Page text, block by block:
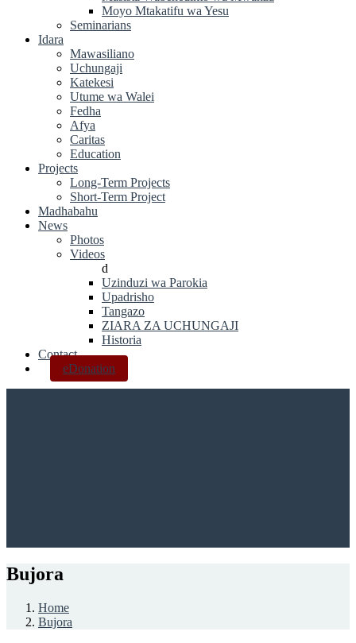
Moyo Mtakatifu wa Yesu
Seminarians
Idara
Mawasiliano
Uchungaji
Katekesi
Utume wa Walei
Fedha
Afya
Caritas
Education
Projects
Long-Term Projects
Short-Term Project
Madhabahu
News
Photos
Videos
d
Uzinduzi wa Parokia
Upadrisho
Tangazo
ZIARA ZA UCHUNGAJI
Historia
Contact
eDonation
Bujora
Home
Bujora